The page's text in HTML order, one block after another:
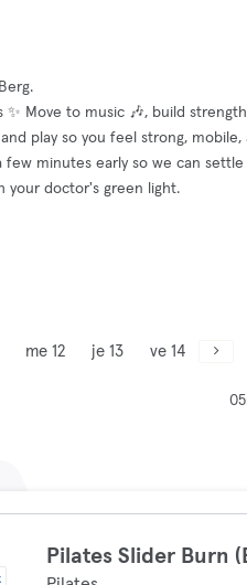
✨ Move to music 🎶, build
play so you feel strong,
minutes early so we can
your doctor's green light.
me 12 je 13 ve 14
Pilates Slider Burn